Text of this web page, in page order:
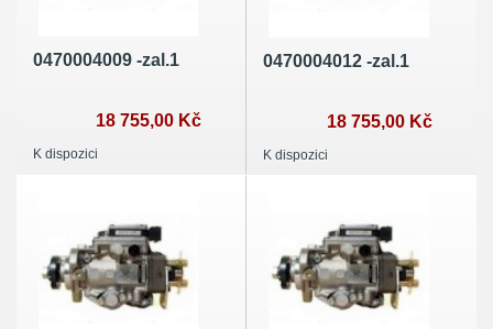
0470004009 -zal.1
18 755,00 Kč
K dispozici
0470004012 -zal.1
18 755,00 Kč
K dispozici